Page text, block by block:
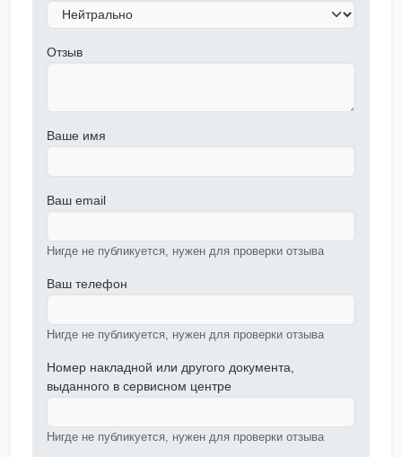
Отзыв
Ваше имя
Ваш email
Нигде не публикуется, нужен для проверки отзыва
Ваш телефон
Нигде не публикуется, нужен для проверки отзыва
Номер накладной или другого документа,
выданного в сервисном центре
Нигде не публикуется, нужен для проверки отзыва